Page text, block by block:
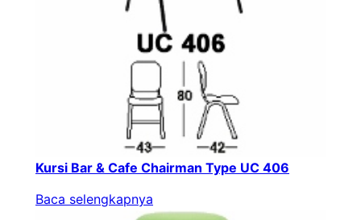
Kursi Bar & Cafe Chairman Type UC 406
Baca selengkapnya